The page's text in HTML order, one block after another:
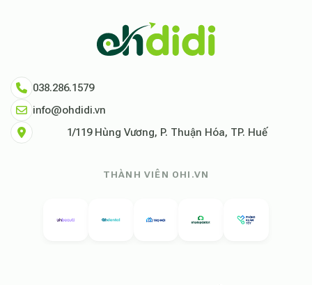
038.286.1579
info@ohdidi.vn
1/119 Hùng Vương, P. Thuận Hóa, TP. Huế
THÀNH VIÊN OHI.VN